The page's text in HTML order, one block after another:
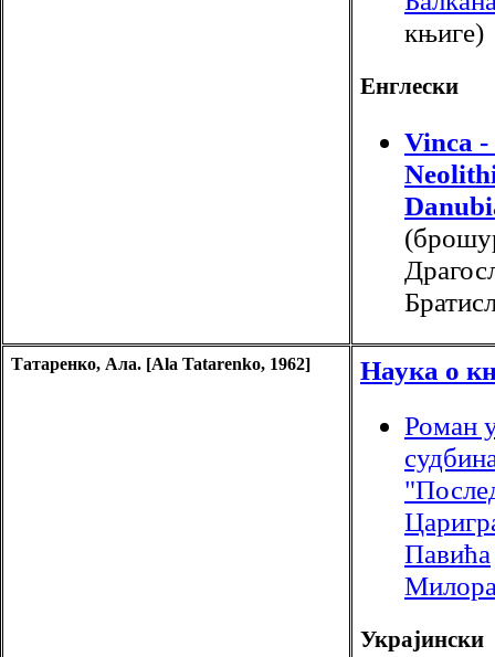
књиге)
Енглески
Vinca -
Татаренко, Ала. [Ala Tatarenko, 1962]
Наука о
Роман
Павића
Украјински